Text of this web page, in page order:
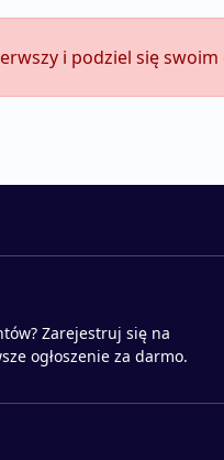
i podziel się
Zarejestruj się na
ogłoszenie za darmo.